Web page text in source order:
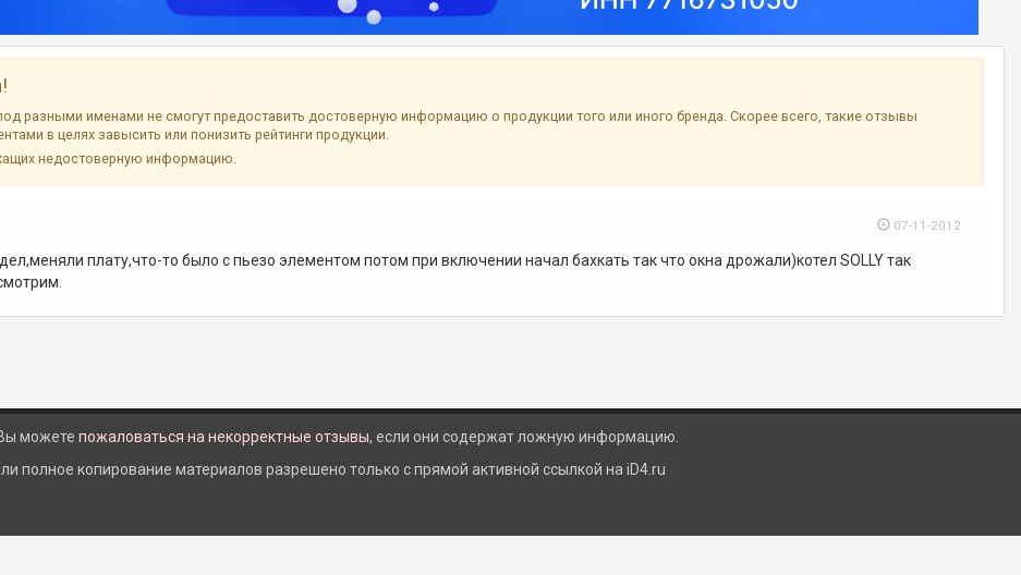
разными именами не смогут предоставить достоверную информацию о продукции того или иного бренда. Скорее всего, такие отзывы
в целях завысить или понизить рейтинги продукции.
недостоверную информацию.
07-11-2012
плату,что-то было с пьезо элементом потом при включении начал бахкать так что окна дрожали)котел SOLLY так
можете пожаловаться на некорректные отзывы, если они содержат ложную информацию.
полное копирование материалов разрешено только с прямой активной ссылкой на iD4.ru